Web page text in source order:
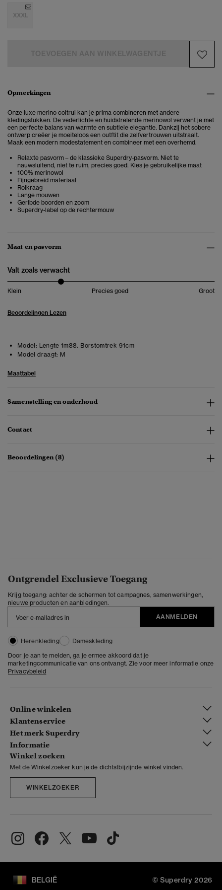
XXXL
Opmerkingen
Onze luxe merino coltrui kan je prima combineren met andere
kledingstukken. De vederlichte en huidstrelende merinowol verwent je met
een perfecte balans van warmte en subtiele elegantie. Dankzij het sobere
ontwerp creëer je moeiteloos een outftit die zelfvertrouwen uitstraalt.
Maak een modern modestatement en combineer met een overhemd.
Relaxte pasvorm – de klassieke Superdry-pasvorm. Niet te
nauwsluitend, niet te ruim, precies goed. Kies je gebruikelijke maat
100% merinowol
Fijngebreid materiaal
Rolkraag
Lange mouwen
Geribde boorden en zoom
Superdry-label op de rechtermouw
Maat en pasvorm
Valt zoals verwacht
Klein Precies goed Groot
Beoordelingen Lezen
Model: Lengte 1m88. Borstomtrek 91cm
Model draagt: M
Maattabel
Samenstelling en onderhoud
Contact
Beoordelingen (8)
Ontgrendel Exclusieve Toegang
Krijg toegang: achter de schermen tot campagnes, samenwerkingen,
nieuwe producten en aanbiedingen.
AANMELDEN
Herenkleding
Dameskleding
Door je aan te melden, ga je ermee akkoord dat je
marketingcommunicatie van ons ontvangt. Zie voor meer informatie onze
Privacybeleid
Online winkelen
Klantenservice
Het merk Superdry
Informatie
Winkel zoeken
Met de Winkelzoeker kun je de dichtstbijzijnde winkel vinden.
WINKELZOEKER
BELGIË © Superdry 2026